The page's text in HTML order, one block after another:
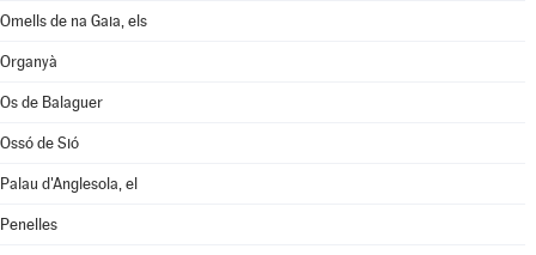
Omells de na Gaia, els
Organyà
Os de Balaguer
Ossó de Sió
Palau d'Anglesola, el
Penelles